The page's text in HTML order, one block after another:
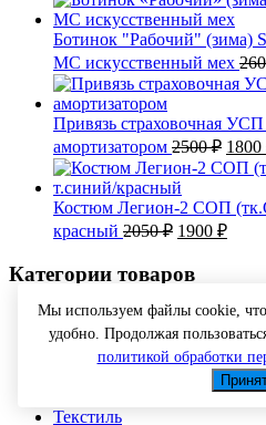
Ботинок "Рабочий"
МС искусственный мех
Привязь страховочная
амортизатором 2500₽
цена
2500
1800
Костюм Легион-2 СОП
красный 2050₽ 1900 ₽
Категории товаров
Головные уборы
Перчатки рабочие
СИЗ (средства
Текстиль
Мы используем файлы cookie,
удобно. Продолжая
политикой обработки